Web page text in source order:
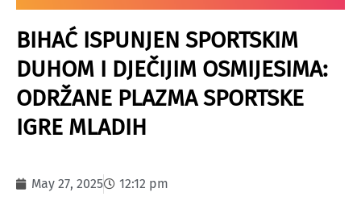
BIHAĆ ISPUNJEN SPORTSKIM
DUHOM I DJEČIJIM OSMIJESIMA:
ODRŽANE PLAZMA SPORTSKE
IGRE MLADIH
May 27, 2025 12:12 pm